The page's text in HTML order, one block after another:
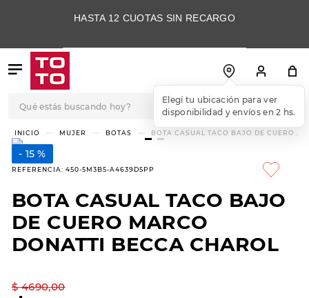
HASTA 12 CUOTAS SIN RECARGO
Elegí tu ubicación para ver
disponibilidad y envíos en 2 hs.
MUJER BOTAS
BOTA CASUAL TACO BAJO DE CUERO
MARCO DONATTI BECCA CHAROL
15 %
REFERENCIA: 450-5M3B5-A4639D5PP
BOTA CASUAL TACO BAJO
DE CUERO MARCO
DONATTI BECCA CHAROL
$ 4690,00
TÉRMINOS MÁS
BUSCADOS
3.
skechers slip-ins
4.
championes